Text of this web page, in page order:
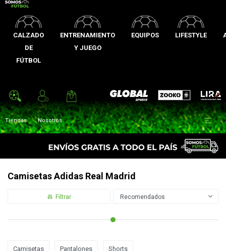
CALZADO
DE
FÚTBOL
ENTRENAMIENTO
Y JUEGO
EQUIPOS LIFESTYLE
Global Sports Zooko Lira
Tiendas Nosotros 
Camisetas Adidas Real Madrid
Recomendados
Camisetas Pantalones Shorts